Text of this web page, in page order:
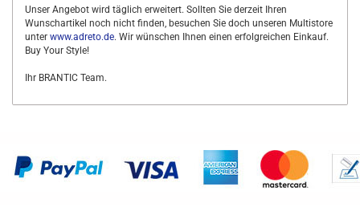
Unser Angebot wird täglich erweitert. Sollten Sie derzeit Ihren
Wunschartikel noch nicht finden, besuchen Sie doch unseren Multistore
unter www.adreto.de. Wir wünschen Ihnen einen erfolgreichen Einkauf.
Buy Your Style!
Ihr BRANTIC Team.